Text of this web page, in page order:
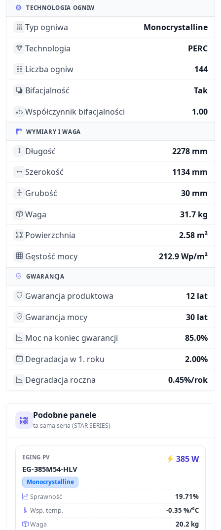
TECHNOLOGIA OGNIW
Typ ogniwa
Monocrystalline
Technologia
PERC
Liczba ogniw
144
Bifacjalność
Tak
Współczynnik bifacjalności
1.00
WYMIARY I WAGA
Długość
2278 mm
Szerokość
1134 mm
Grubość
30 mm
Waga
31.7 kg
Powierzchnia
2.58 m²
Gęstość mocy
212.9 Wp/m²
GWARANCJA
Gwarancja produktowa
12 lat
Gwarancja mocy
30 lat
Moc na koniec gwarancji
85.0%
Degradacja w 1. roku
2.00%
Degradacja roczna
0.45%/rok
Podobne panele
ta sama seria (STAR SERIES)
EGING PV 385 W
EG-385M54-HLV
Monocrystalline
Sprawność
19.71%
Wsp. temp. -0.35 %/°C
Waga 20.2 kg